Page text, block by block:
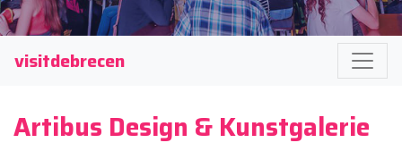
visitdebrecen
Artibus Design & Kunstgalerie